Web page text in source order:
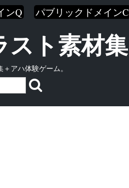
ンQ パブリックドメインC
スト素材集
アハ体験ゲーム。